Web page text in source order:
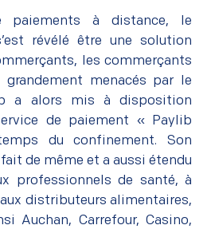
paiements à distance, le
révélé être une solution
les commerçants
menacés par le
a alors mis à disposition
de paiement « Paylib
du confinement. Son
de même et a aussi étendu
professionnels de santé, à
distributeurs alimentaires,
Auchan, Carrefour, Casino,